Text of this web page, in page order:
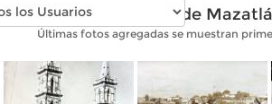
Fotos antiguas de
Últimas fotos agregadas se muestran